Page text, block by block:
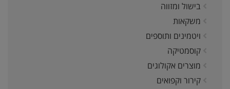
בישול ומזווה
משקאות
ויטמינים ותוספים
קוסמטיקה
מוצרים אקולוגים
קירור וקפואים